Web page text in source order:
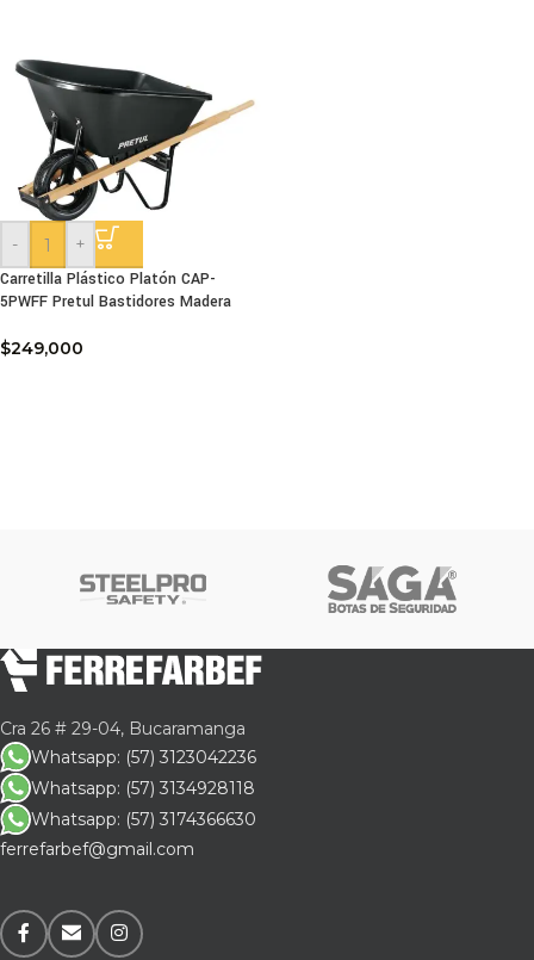
-
+
Carretilla Plástico Platón CAP-
5PWFF Pretul Bastidores Madera
$249,000
Cra 26 # 29-04, Bucaramanga
Whatsapp: (57) 3123042236
Whatsapp: (57) 3134928118
Whatsapp: (57) 3174366630
ferrefarbef@gmail.com